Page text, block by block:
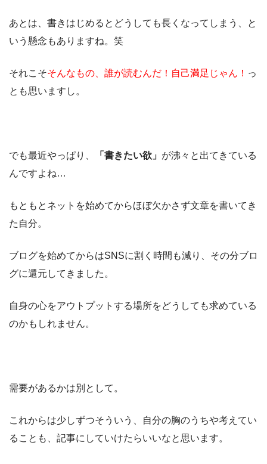
あとは、書きはじめるとどうしても長くなってしまう、と
いう懸念もありますね。笑
それこそそんなもの、誰が読むんだ！自己満足じゃん！ っ
とも思いますし。
でも最近やっぱり、 「書きたい欲」 が沸々と出てきている
んですよね…
もともとネットを始めてからほぼ欠かさず文章を書いてき
た自分。
ブログを始めてからはSNSに割く時間も減り、その分ブロ
グに還元してきました。
自身の心をアウトプットする場所をどうしても求めている
のかもしれません。
需要があるかは別として。
これからは少しずつそういう、自分の胸のうちや考えてい
ることも、記事にしていけたらいいなと思います。